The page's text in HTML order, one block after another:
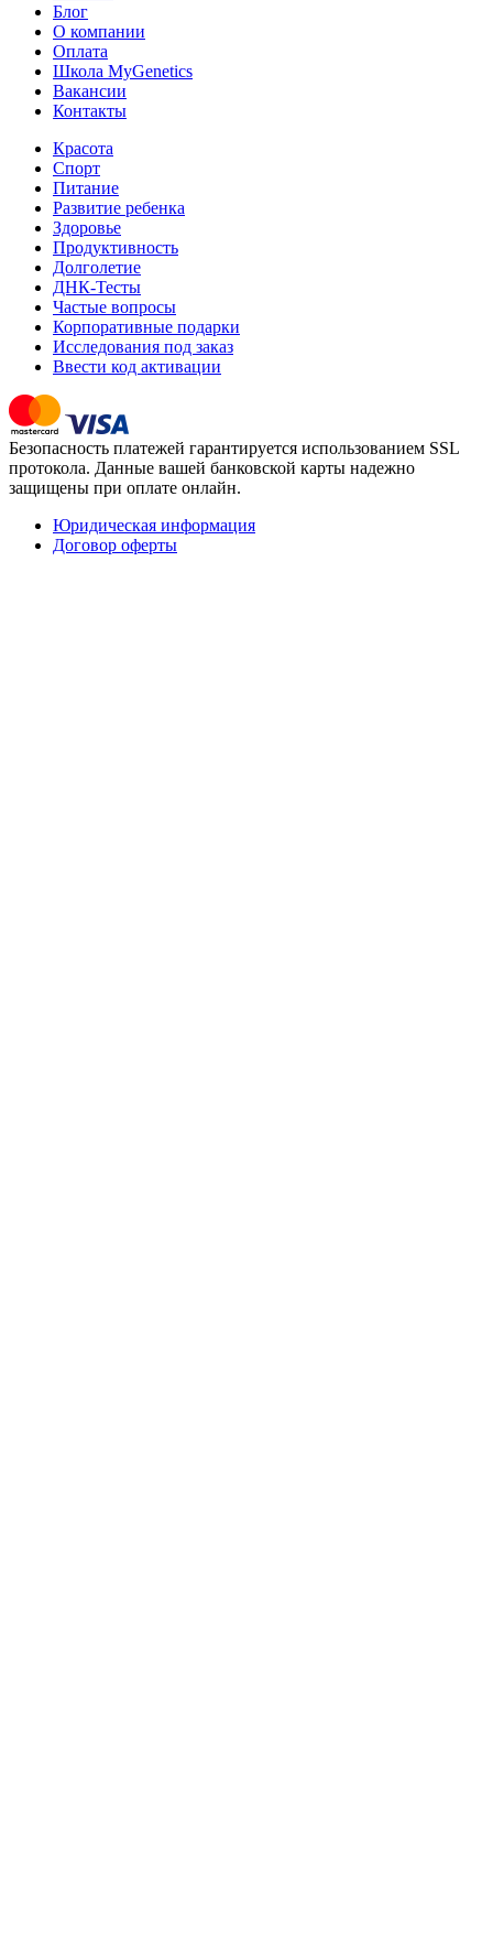
Блог
О компании
Оплата
Школа MyGenetics
Вакансии
Контакты
Красота
Спорт
Питание
Развитие ребенка
Здоровье
Продуктивность
Долголетие
ДНК-Тесты
Частые вопросы
Корпоративные подарки
Исследования под заказ
Ввести код активации
Безопасность платежей гарантируется использованием SSL
протокола. Данные вашей банковской карты надежно
защищены при оплате онлайн.
Юридическая информация
Договор оферты